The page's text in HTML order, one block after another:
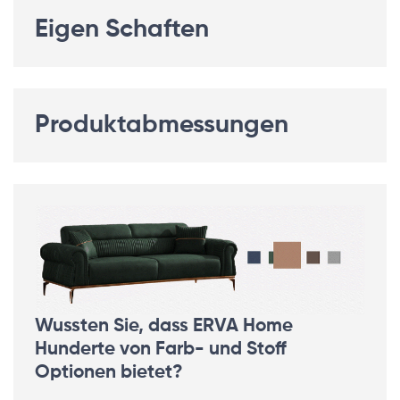
Eigen Schaften
Produktabmessungen
Wussten Sie, dass ERVA Home
Hunderte von Farb- und Stoff
Optionen bietet?